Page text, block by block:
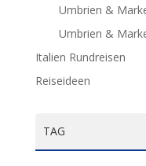
Umbrien &
Umbrien &
Italien Rundreisen
Reiseideen
TAG